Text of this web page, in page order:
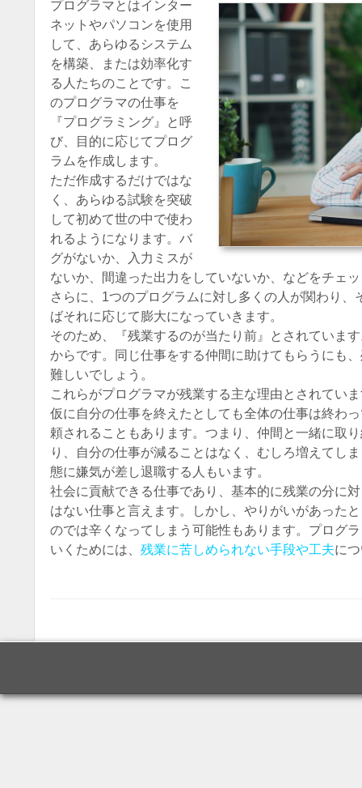
プログラマとはインター
ネットやパソコンを使用
して、あらゆるシステム
を構築、または効率化す
る人たちのことです。こ
のプログラマの仕事を
『プログラミング』と呼
び、目的に応じてプログ
ラムを作成します。
ただ作成するだけではな
く、あらゆる試験を突破
して初めて世の中で使わ
れるようになります。バ
グがないか、入力ミスが
ないか、間違った出力をしていないか、などをチェ
さらに、1つのプログラムに対し多くの人が関わり
ばそれに応じて膨大になっていきます。
そのため、『残業するのが当たり前』とされていま
からです。同じ仕事をする仲間に助けてもらうにも
難しいでしょう。
これらがプログラマが残業する主な理由とされてい
仮に自分の仕事を終えたとしても全体の仕事は終わ
頼されることもあります。つまり、仲間と一緒に取
り、自分の仕事が減ることはなく、むしろ増えてし
態に嫌気が差し退職する人もいます。
社会に貢献できる仕事であり、基本的に残業の分に
はない仕事と言えます。しかし、やりがいがあった
のでは辛くなってしまう可能性もあります。プログ
いくためには、 残業に苦しめられない手段や工夫に
Post